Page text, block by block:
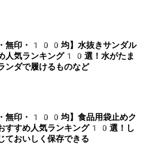
・無印・100均】水抜きサンダル
人気ランキング10選！水がたま
ンダで履けるものなど
・無印・100均】食品用袋止めク
すすめ人気ランキング10選！し
ておいしく保存できる